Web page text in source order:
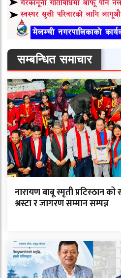
सम्बन्धित समाचार
नारायण बाबू स्मृती प्रटिस्ठान
श्रस्टा र जागरण सम्मान सम्पन्न